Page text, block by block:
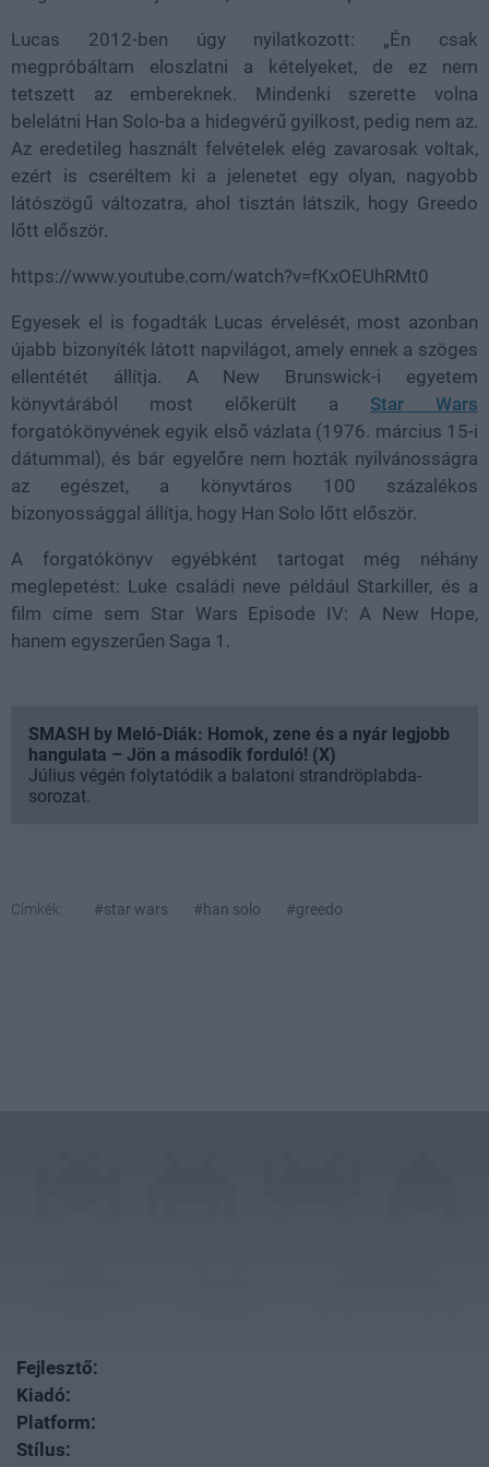
Lucas 2012-ben úgy nyilatkozott: „Én csak
megpróbáltam eloszlatni a kételyeket, de ez nem
tetszett az embereknek. Mindenki szerette volna
belelátni Han Solo-ba a hidegvérű gyilkost, pedig nem az.
Az eredetileg használt felvételek elég zavarosak voltak,
ezért is cseréltem ki a jelenetet egy olyan, nagyobb
látószögű változatra, ahol tisztán látszik, hogy Greedo
lőtt először.
https://www.youtube.com/watch?v=fKxOEUhRMt0
Egyesek el is fogadták Lucas érvelését, most azonban
újabb bizonyíték látott napvilágot, amely ennek a szöges
ellentétét állítja. A New Brunswick-i egyetem
könyvtárából most előkerült a Star Wars
forgatókönyvének egyik első vázlata (1976. március 15-i
dátummal), és bár egyelőre nem hozták nyilvánosságra
az egészet, a könyvtáros 100 százalékos
bizonyossággal állítja, hogy Han Solo lőtt először.
A forgatókönyv egyébként tartogat még néhány
meglepetést: Luke családi neve például Starkiller, és a
film címe sem Star Wars Episode IV: A New Hope,
hanem egyszerűen Saga 1.
SMASH by Meló-Diák: Homok, zene és a nyár legjobb
hangulata – Jön a második forduló! (X)
Július végén folytatódik a balatoni strandröplabda-
sorozat.
Címkék: #star wars #han solo #greedo
Fejlesztő:
Kiadó:
Platform:
Stílus: